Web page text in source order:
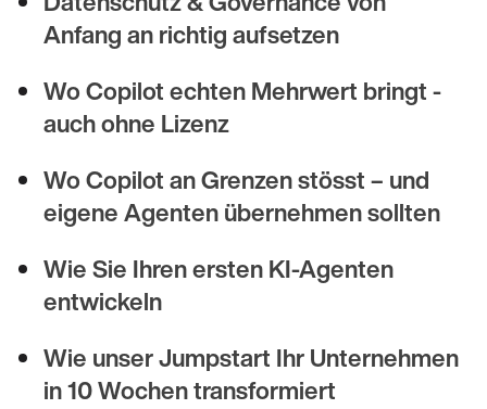
Anfang an richtig aufsetzen
Wo Copilot echten Mehrwert bringt -
auch ohne Lizenz
Wo Copilot an Grenzen stösst – und
eigene Agenten übernehmen sollten
Wie Sie Ihren ersten KI-Agenten
entwickeln
Wie unser Jumpstart Ihr Unternehmen
in 10 Wochen transformiert